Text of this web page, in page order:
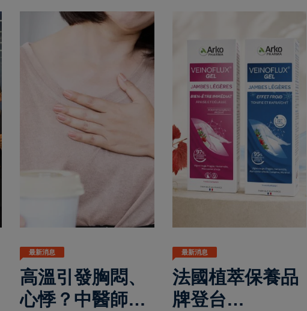
最新消息
高溫引發胸悶、
心悸？中醫師解
最新消息
法國植萃保養品
牌登台